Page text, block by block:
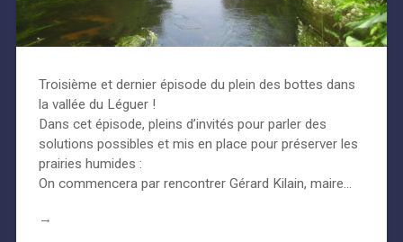
Troisième et dernier épisode du plein des bottes dans
la vallée du Léguer !
Dans cet épisode, pleins d’invités pour parler des
solutions possibles et mis en place pour préserver les
prairies humides :
On commencera par rencontrer Gérard Kilain, maire…
→